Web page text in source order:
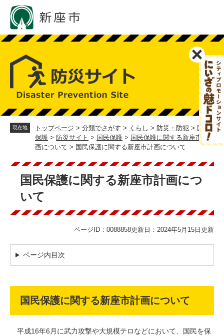
の
ー
文
現在地 トップページ > 分類でさがす > くらし > 防災・防犯 > 国民
保護 > 防災サイト > 国民保護 > 国民保護に関する新座市計
画について > 国民保護に関する新座市計画について
本
国民保護に関する新座市計画につ
いて
ページID：0088858更新日：2024年5月15日更新
ページ内目次
国民保護に関する新座市計画について
平成16年6月に武力攻撃や大規模テロなどにおいて、国民を保